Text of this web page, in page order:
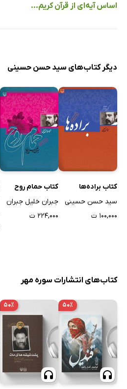
اساس آیه‌ای از قرآن کریم...
دیگر کتاب‌های سید حسن حسینی
کتاب براده‌ها
سید حسن حسینی
۱۰۰,۰۰۰ ت
کتاب حمام روح
جبران خلیل جبران
۲۲۴,۰۰۰ ت
کتاب‌های انتشارات سوره مهر
۵۰٪ ۵۰٪